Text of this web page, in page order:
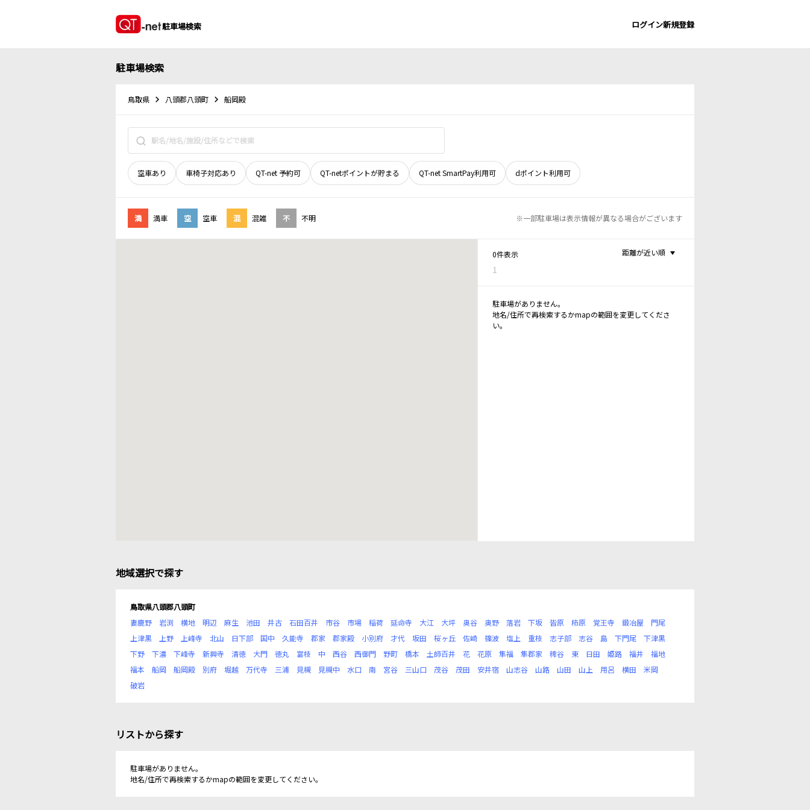
駐車場検索 ログイン新規登録
駐車場検索
鳥取県 八頭郡八頭町 船岡殿
空車あり 車椅子対応あり QT-net 予約可 QT-netポイントが貯まる QT-net SmartPay利用可 dポイント利用可
満 満車 空 空車 混 混雑 不 不明 ※一部駐車場は表示情報が異なる場合がございます
0件表示
1
距離が近い順
駐車場がありません。
地名/住所で再検索するかmapの範囲を変更してくださ
い。
地域選択で探す
鳥取県八頭郡八頭町
妻鹿野
岩渕 横地 明辺 麻生 池田 井古 石田百井 市谷 市場 稲荷 延命寺 大江 大坪 奥谷 奥野 落岩 下坂 皆原 柿原 覚王寺 鍛冶屋
門尾
上津黒
上野 上峰寺 北山 日下部 国中 久能寺 郡家 郡家殿 小別府 才代 坂田 桜ヶ丘 佐崎 篠波 塩上 重枝 志子部 志谷 島 下門尾
下津黒
下野
下濃 下峰寺 新興寺 清徳 大門 徳丸 富枝 中 西谷 西御門 野町 橋本 土師百井 花 花原 隼福 隼郡家 稗谷 東 日田 姫路 福井
福地
福本
船岡 船岡殿 別府 堀越 万代寺 三浦 見槻 見槻中 水口 南 宮谷 三山口 茂谷 茂田 安井宿 山志谷 山路 山田 山上 用呂 横田
米岡
破岩
リストから探す
駐車場がありません。
地名/住所で再検索するかmapの範囲を変更してください。